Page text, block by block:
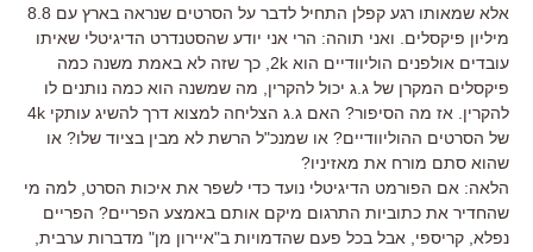
אלא שמאותו רגע קפלן התחיל לדבר על הסרטים שנראה בארץ עם 8.8
מיליון פיקסלים. ואני תוהה: הרי אני יודע שהסטנדרט הדיגיטלי שאיתו
עובדים אולפנים הוליוודיים הוא 2k, כך שזה לא באמת משנה כמה
פיקסלים המקרן של ג.ג יכול להקרין, מה שמשנה הוא כמה נותנים לו
להקרין. אז מה הסיפור? האם ג.ג הצליחה למצוא דרך להשיג עותקי 4k
של הסרטים ההוליוודיים? או שמנכ"ל הרשת לא מבין בציוד שלו? או
שהוא סתם מורח את מאזיניו?
הלאה: אם הפורמט הדיגיטלי נועד כדי לשפר את איכות הסרט, למה מי
שהחדיר את כתוביות התרגום מיקם אותם באמצע הפריים? הפריים
נפלא, קריספי, אבל בכל פעם שהדמויות ב"איירון מן" מדברות ערבית,